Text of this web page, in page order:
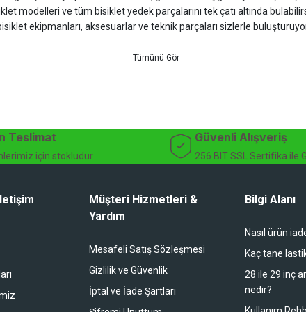
duruyor koltuk zaten full konfor
alışveriş yapacağım
modelleri ve tüm bisiklet yedek parçalarını tek çatı altında
ekipmanları, aksesuarlar ve teknik parçaları sizlerle
destek ve müşteri memnuniyeti odaklı hizmet anlayışımız
Teslimat
için stokludur
Güvenli Alışveriş
256 BIT SSL Sertifika ile
Müşteri Hizmetleri &
Yardım
Mesafeli Satış Sözleşmesi
Gizlilik ve Güvenlik
İptal ve İade Şartları
Bilgi Alanı
Nasıl ürün
Kaç tane
28 ile 29 inç
nedir?